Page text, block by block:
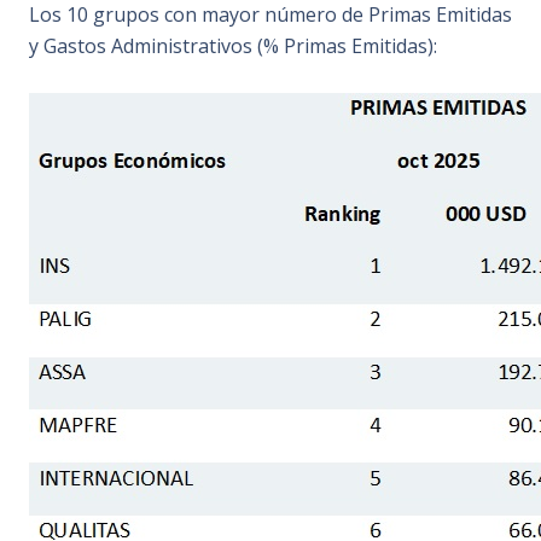
Los 10 grupos con mayor número de Primas Emitidas
y Gastos Administrativos (% Primas Emitidas):